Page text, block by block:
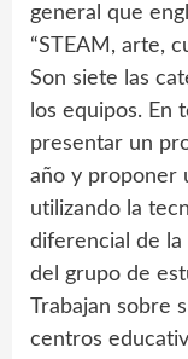
general que
“STEAM, arte,
Son siete las
los equipos. En
presentar un
año y proponer
utilizando la
diferencial de
del grupo de
Trabajan sobre
centros